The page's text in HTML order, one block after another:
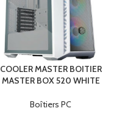
COOLER MASTER BOITIER
MASTER BOX 520 WHITE
Boîtiers PC